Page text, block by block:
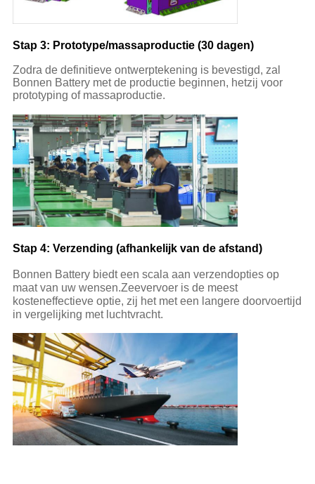
Stap 3: Prototype/massaproductie (30 dagen)
Zodra de definitieve ontwerptekening is bevestigd, zal
Bonnen Battery met de productie beginnen, hetzij voor
prototyping of massaproductie.
Stap 4: Verzending (afhankelijk van de afstand)
Bonnen Battery biedt een scala aan verzendopties op
maat van uw wensen.Zeevervoer is de meest
kosteneffectieve optie, zij het met een langere doorvoertijd
in vergelijking met luchtvracht.